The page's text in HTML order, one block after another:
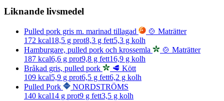
Liknande livsmedel
Pulled pork gris m. marinad tillagad
🍲 Maträtter
172 kcal18,5 g prot8,3 g fett5,3 g kolh
Hamburgare, pulled pork och krossemla
🍲 Maträtter
187 kcal6,6 g prot9,8 g fett16,9 g kolh
Bråkad gris, pulled pork
🥩 Kött
109 kcal5,9 g prot6,5 g fett6,2 g kolh
Pulled Pork
NORDSTRÖMS
140 kcal14 g prot9 g fett3,5 g kolh